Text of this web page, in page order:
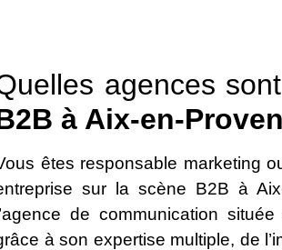
agences
à Aix-en-
êtes responsable marketing
sur la scène B2B à
l’agence de communication
à son expertise multiple, de